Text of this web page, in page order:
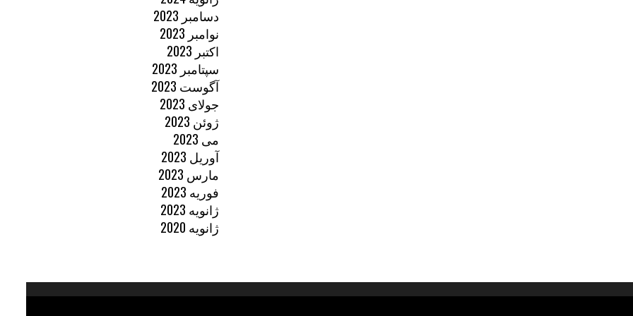
دسامبر 2023
نوامبر 2023
اکتبر 2023
سپتامبر 2023
آگوست 2023
جولای 2023
ژوئن 2023
می 2023
آوریل 2023
مارس 2023
فوریه 2023
ژانویه 2023
ژانویه 2020